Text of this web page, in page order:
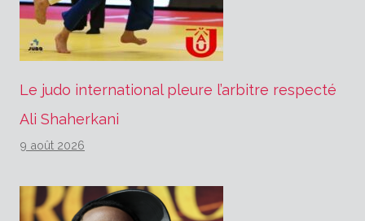
Le judo international pleure l’arbitre respecté
Ali Shaherkani
9 août 2026